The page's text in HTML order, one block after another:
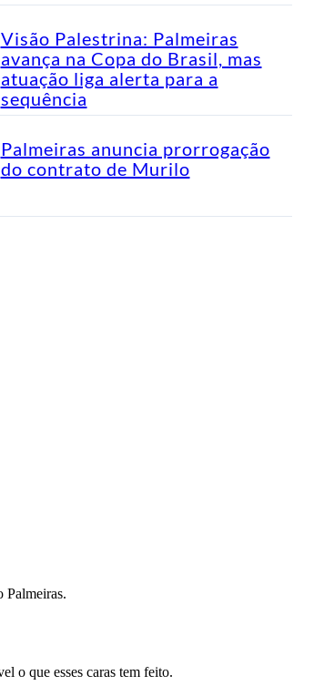
Visão Palestrina: Palmeiras
avança na Copa do Brasil, mas
atuação liga alerta para a
sequência
Palmeiras anuncia prorrogação
do contrato de Murilo